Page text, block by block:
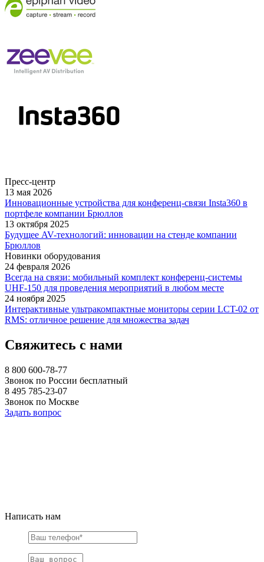
Пресс-центр
13 мая 2026
Инновационные устройства для конференц-связи Insta360 в
портфеле компании Брюллов
13 октября 2025
Будущее AV-технологий: инновации на стенде компании
Брюллов
Новинки оборудования
24 февраля 2026
Всегда на связи: мобильный комплект конференц-системы
UHF-150 для проведения мероприятий в любом месте
24 ноября 2025
Интерактивные ультракомпактные мониторы серии LCT-02 от
RMS: отличное решение для множества задач
Свяжитесь с нами
8 800 600-78-77
Звонок по России бесплатный
8 495 785-23-07
Звонок по Москве
Задать вопрос
Написать нам